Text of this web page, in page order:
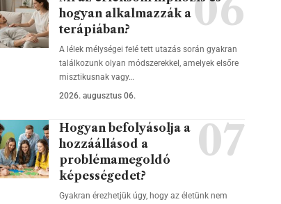
hogyan alkalmazzák a
terápiában?
A lélek mélységei felé tett utazás során gyakran
találkozunk olyan módszerekkel, amelyek elsőre
misztikusnak vagy…
2026. augusztus 06.
Hogyan befolyásolja a
hozzáállásod a
problémamegoldó
képességedet?
Gyakran érezhetjük úgy, hogy az életünk nem